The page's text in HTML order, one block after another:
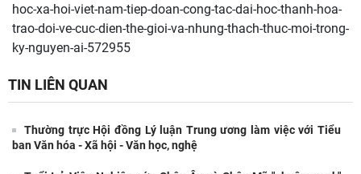
hoc-xa-hoi-viet-nam-tiep-doan-cong-tac-dai-hoc-thanh-hoa-
trao-doi-ve-cuc-dien-the-gioi-va-nhung-thach-thuc-moi-trong-
ky-nguyen-ai-572955
TIN LIÊN QUAN
Thường trực Hội đồng Lý luận Trung ương làm việc với Tiểu
ban Văn hóa - Xã hội - Văn học, nghệ